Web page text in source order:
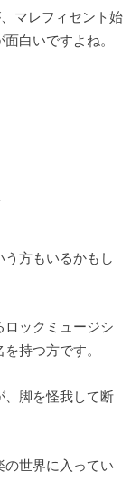
マレフィセント始
白いですよね。
方もいるかもし
ックミュージシ
持つ方です。
、脚を怪我して断
世界に入ってい